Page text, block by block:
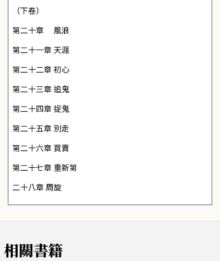
（下卷）
第二十章
風浪
第二十一章 天涯
第二十二章初心
第二十三章 追鬼
第二十四章捉鬼
第二十五章 別走
第二十六章 買賣
第二十七章 重新第
二十八章周旋
相關書籍